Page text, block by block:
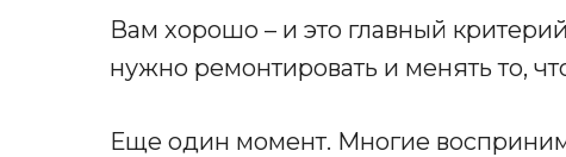
Вам хорошо – и это главный
нужно ремонтировать и менять то,
Еще один момент. Многие